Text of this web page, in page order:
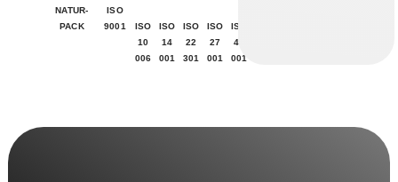
NATUR-
PACK
ISO
9001
ISO
10
006
ISO
14
001
ISO
22
301
ISO
27
001
ISO
45
001